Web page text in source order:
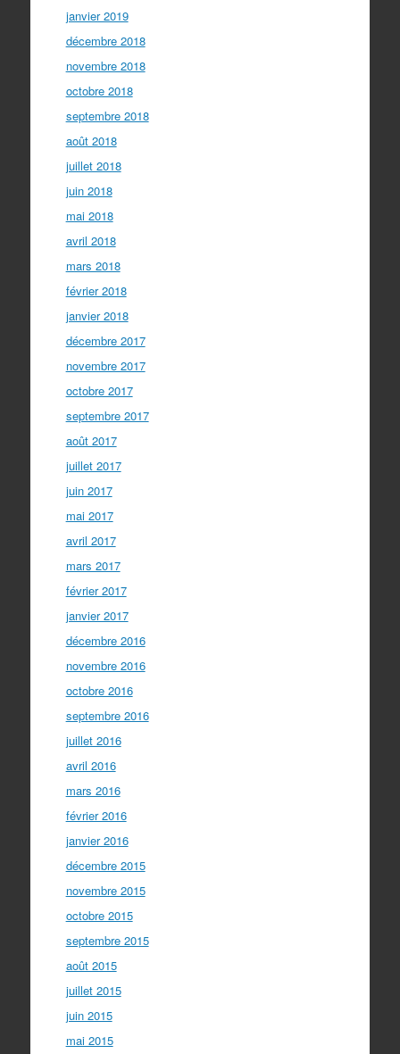
janvier 2019
décembre 2018
novembre 2018
octobre 2018
septembre 2018
août 2018
juillet 2018
juin 2018
mai 2018
avril 2018
mars 2018
février 2018
janvier 2018
décembre 2017
novembre 2017
octobre 2017
septembre 2017
août 2017
juillet 2017
juin 2017
mai 2017
avril 2017
mars 2017
février 2017
janvier 2017
décembre 2016
novembre 2016
octobre 2016
septembre 2016
juillet 2016
avril 2016
mars 2016
février 2016
janvier 2016
décembre 2015
novembre 2015
octobre 2015
septembre 2015
août 2015
juillet 2015
juin 2015
mai 2015